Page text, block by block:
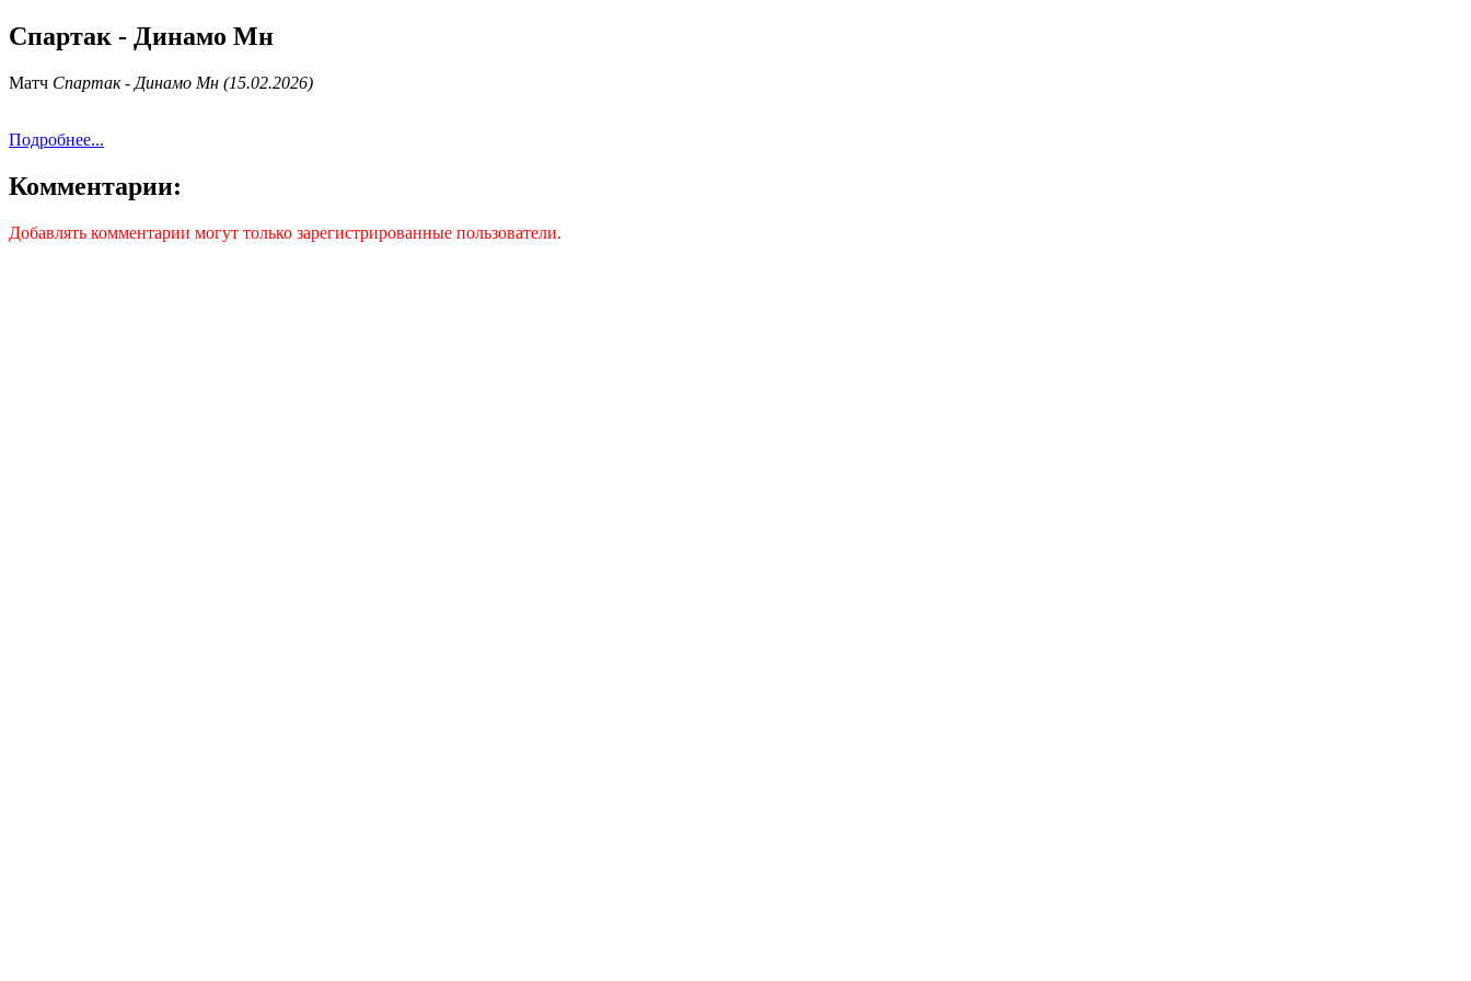
Спартак - Динамо Мн
Матч Спартак - Динамо Мн (15.02.2026)
Подробнее...
Комментарии:
Добавлять комментарии могут только зарегистрированные пользователи.